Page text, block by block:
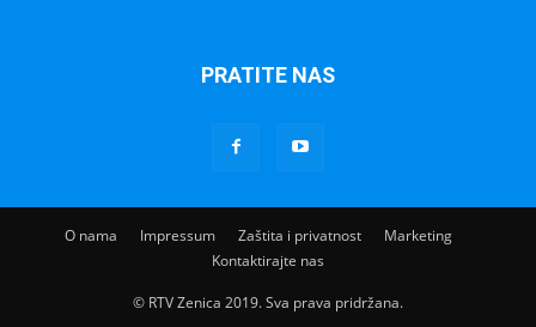
PRATITE NAS
O nama Impressum Zaštita i privatnost
Marketing
Kontaktirajte nas
© RTV Zenica 2019. Sva prava pridržana.